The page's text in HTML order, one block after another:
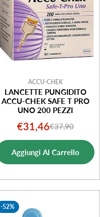
ACCU-CHEK
LANCETTE PUNGIDITO
ACCU-CHEK SAFE T PRO
UNO 200 PEZZI
Prezzo
di
vendita
€31,46Prezzo
normale
€37,90
Aggiungi Al Carrello
-52%